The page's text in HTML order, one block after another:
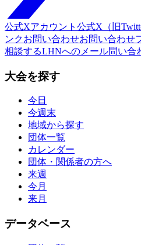
公式Xアカウント 公式X（旧
ンクお問い合わせお問い合わせ
相談するLHNへのメール問い合
大会を探す
今日
今週末
地域から探す
団体一覧
カレンダー
団体・関係者の方へ
来週
今月
来月
データベース